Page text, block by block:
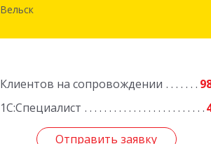
Вельск
Клиентов на сопровождении
1С:Специалист
Отправить заявку
165150, Архангельская обл, Вельский
Отправить заявку